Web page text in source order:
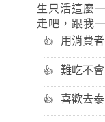
生只活這麼
走吧，跟我
用消費
難吃不
喜歡去